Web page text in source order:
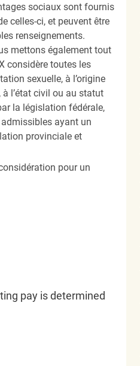
sociaux sont fournis
celles-ci, et peuvent être
renseignements.
mettons également tout
considère toutes les
sexuelle, à l’origine
à l’état civil ou au statut
la législation fédérale,
ayant un
provinciale et
pour un
pay is determined